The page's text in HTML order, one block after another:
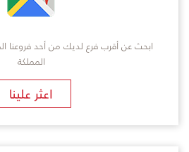
ابحث عن أقرب فرع لديك من أحد فروعنا
المملكة
​اعثر علينا